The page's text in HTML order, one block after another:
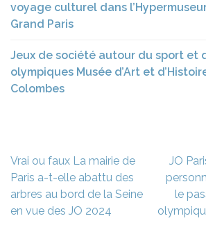
voyage culturel dans
Grand Paris
Jeux de société autour du sport et
olympiques Musée d’Art et
Colombes
Navigation
de
l’article
Vrai ou faux La mairie de
Paris a-t-elle abattu des
arbres au bord de la Seine
en vue des JO 2024
JO
le